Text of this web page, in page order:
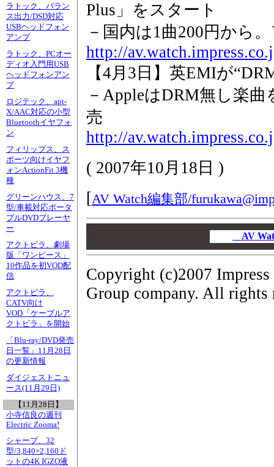
ラトック、バラン
ス出力/DSD対応
USBヘッドフォン
アンプ
ラトック、PCオー
ディオ入門用USB
ヘッドフォンアン
プ
ロジテック、apt-
X/AAC対応の小型
Bluetoothイヤフォ
ン
フィリップス、ス
ポーツ向けイヤフ
ォンActionFit 3機
種
グリーンハウス、7
型/車載対応ポータ
ブルDVDプレーヤ
ー
アクトビラ、劇場
版「ワンピース」
10作品を初VOD配
信
アクトビラ、
CATV向け
VOD「ケーブルア
クトビラ」を開始
「Blu-ray/DVD発売
日一覧」11月28日
の更新情報
ダイジェストニュ
ース(11月29日)
【11月28日】
小寺信良の週刊
Electric Zooma!
シャープ、32
型/3,840×2,160ド
ットの4K IGZO液
Plus」をスタート
－国内は1曲200円から
http://
【4月3日】英EMIが
－AppleはDRM無し楽
売
http://
( 2007年10月18日 )
[AV Watch編集部/
AV
Copyright (c)2007
Group company. All rights